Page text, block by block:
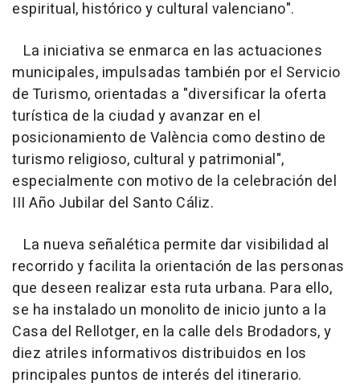
espiritual, histórico y cultural valenciano".
La iniciativa se enmarca en las actuaciones
municipales, impulsadas también por el Servicio
de Turismo, orientadas a "diversificar la oferta
turística de la ciudad y avanzar en el
posicionamiento de València como destino de
turismo religioso, cultural y patrimonial",
especialmente con motivo de la celebración del
III Año Jubilar del Santo Cáliz.
La nueva señalética permite dar visibilidad al
recorrido y facilita la orientación de las personas
que deseen realizar esta ruta urbana. Para ello,
se ha instalado un monolito de inicio junto a la
Casa del Rellotger, en la calle dels Brodadors, y
diez atriles informativos distribuidos en los
principales puntos de interés del itinerario.